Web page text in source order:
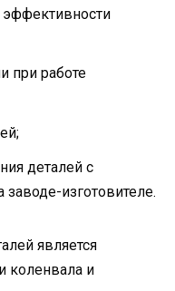
при работе
деталей с
изготовителе.
является
коленвала и